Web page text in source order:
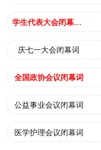
学生代表大会闭幕词范文
庆七一大会闭幕词
全国政协会议闭幕词
公益事业会议闭幕词
医学护理会议闭幕词